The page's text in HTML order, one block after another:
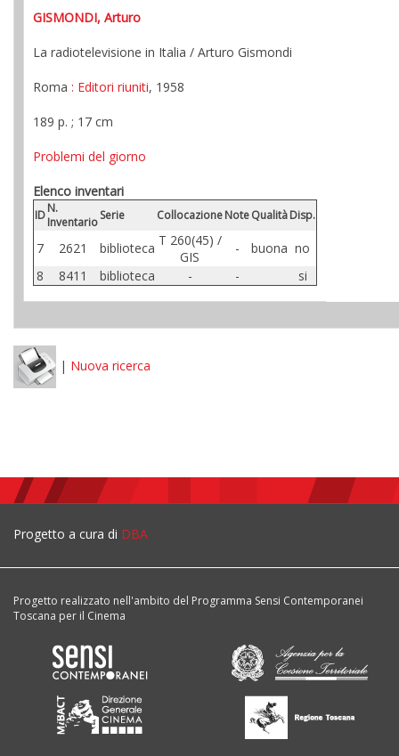
GISMONDI, Arturo
La radiotelevisione in Italia / Arturo Gismondi
Roma : Editori riuniti, 1958
189 p. ; 17 cm
Problemi del giorno
Elenco inventari
IDN.
InventarioSerie CollocazioneNoteQualitàDisp.
7 2621 biblioteca T 260(45) /
GIS
- buona no
8
8411 biblioteca - - si
| Nuova ricerca
Progetto a cura di DBA
Progetto realizzato nell'ambito del Programma Sensi Contemporanei
Toscana per il Cinema